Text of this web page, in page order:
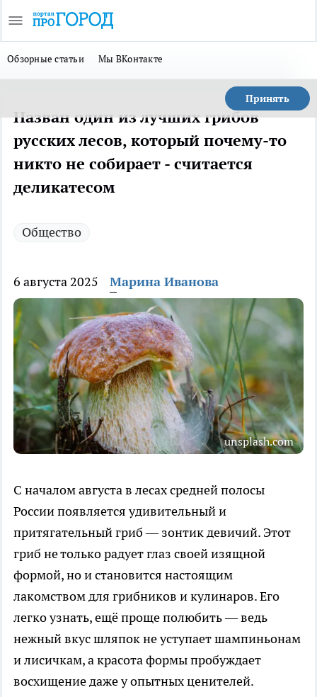
Обзорные статьи Мы ВКонтакте
Принять
Назван один из лучших грибов
русских лесов, который почему-то
никто не собирает - считается
деликатесом
Общество
6 августа 2025 Марина Иванова
unsplash.com
С началом августа в лесах средней полосы
России появляется удивительный и
притягательный гриб — зонтик девичий. Этот
гриб не только радует глаз своей изящной
формой, но и становится настоящим
лакомством для грибников и кулинаров. Его
легко узнать, ещё проще полюбить — ведь
нежный вкус шляпок не уступает шампиньонам
и лисичкам, а красота формы пробуждает
восхищение даже у опытных ценителей.